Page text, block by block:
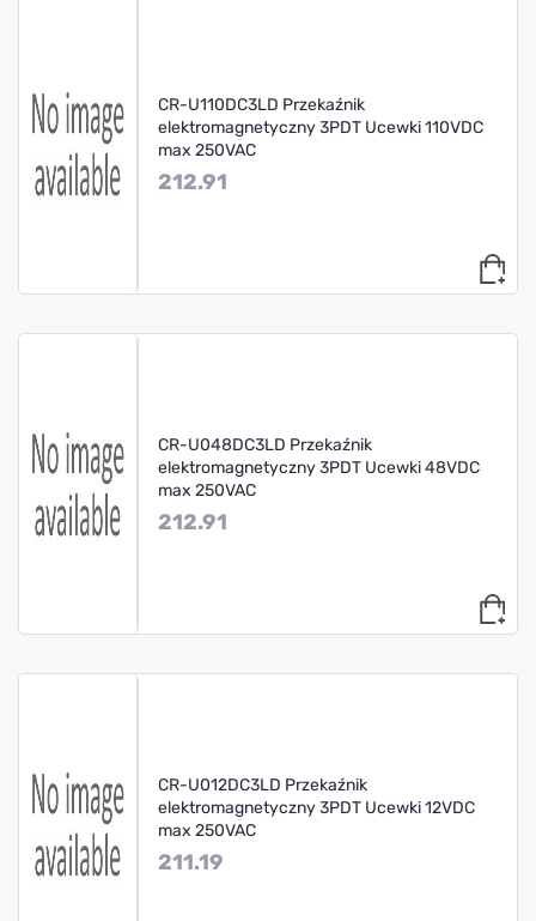
CR-U110DC3LD Przekaźnik
elektromagnetyczny 3PDT Ucewki 110VDC
max 250VAC
212.91
CR-U048DC3LD Przekaźnik
elektromagnetyczny 3PDT Ucewki 48VDC
max 250VAC
212.91
CR-U012DC3LD Przekaźnik
elektromagnetyczny 3PDT Ucewki 12VDC
max 250VAC
211.19